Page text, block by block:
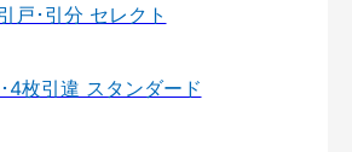
戸･引分 セレクト
4枚引違 スタンダード